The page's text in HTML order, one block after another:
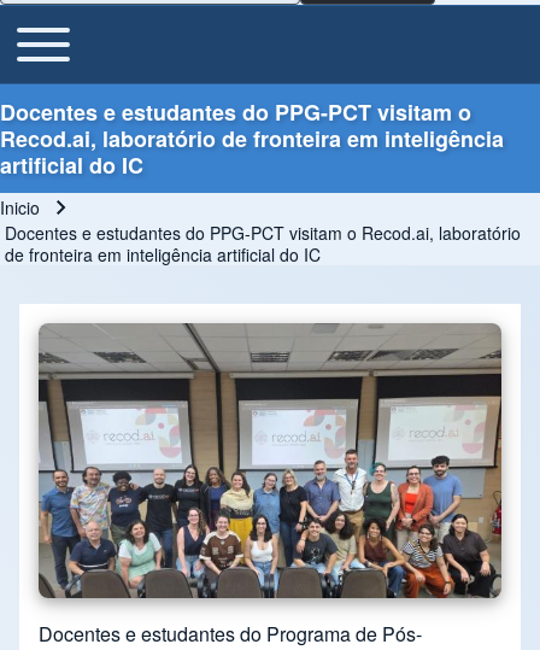
Main Menu
Toggle main menu
Docentes e estudantes do PPG-PCT visitam o
Recod.ai, laboratório de fronteira em inteligência
artificial do IC
Ruta de navegación
Inicio
Docentes e estudantes do PPG-PCT visitam o Recod.ai, laboratório
de fronteira em inteligência artificial do IC
Docentes e estudantes do Programa de Pós-